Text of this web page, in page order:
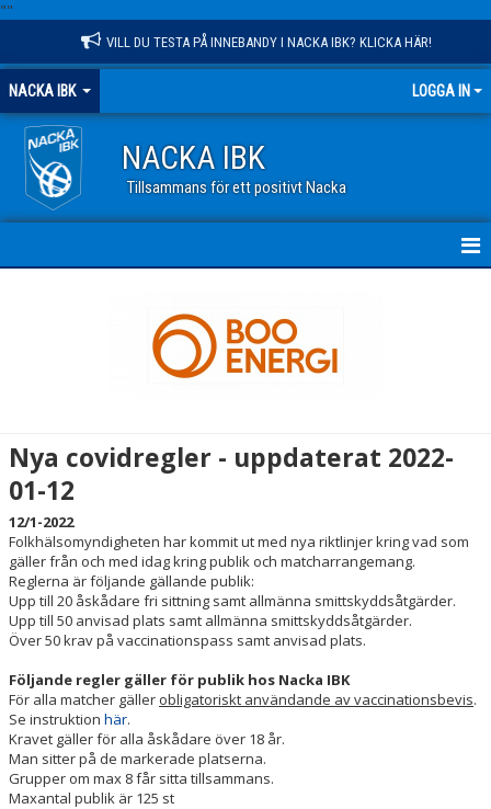
""
VILL DU TESTA PÅ INNEBANDY I NACKA IBK? KLICKA HÄR!
NACKA IBK LOGGA IN
NACKA IBK
Tillsammans för ett positivt Nacka
OM KLUBBEN
SPORTHALLAR
MATCHER
CAFETERIAN
DOKUMENT
NACKA X
KLUBBSHOPEN
Nya covidregler - uppdaterat 2022-
01-12
12/1-2022
Folkhälsomyndigheten har kommit ut med nya riktlinjer kring vad som
gäller från och med idag kring publik och matcharrangemang.
Reglerna är följande gällande publik:
Upp till 20 åskådare fri sittning samt allmänna smittskyddsåtgärder.
Upp till 50 anvisad plats samt allmänna smittskyddsåtgärder.
Över 50 krav på vaccinationspass samt anvisad plats.
Följande regler gäller för publik hos Nacka IBK
För alla matcher gäller obligatoriskt användande av vaccinationsbevis.
Se instruktion här.
Kravet gäller för alla åskådare över 18 år.
Man sitter på de markerade platserna.
Grupper om max 8 får sitta tillsammans.
Maxantal publik är 125 st